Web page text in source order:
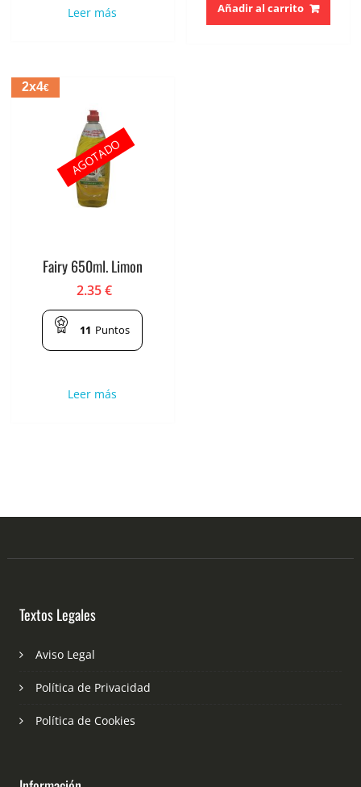
Leer más Añadir al carrito
2x4€
Fairy 650ml. Limon
2.35€
11 Puntos
Leer más
AGOTADO
Textos Legales
Aviso Legal
Política de Privacidad
Política de Cookies